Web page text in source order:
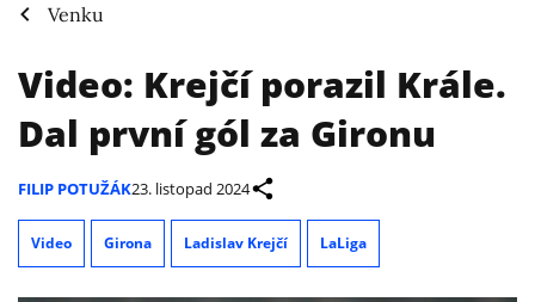
Venku
Video: Krejčí porazil Krále.
Dal první gól za Gironu
FILIP POTUŽÁK23. listopad 2024
Video Girona Ladislav Krejčí LaLiga